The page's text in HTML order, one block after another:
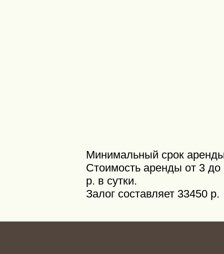
Минимальный срок аренды
Стоимость аренды от 3 до
р. в сутки.
Залог составляет 33450 р.